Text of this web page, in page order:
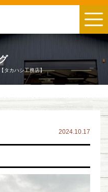
タカハシ工務店】
2024.10.17